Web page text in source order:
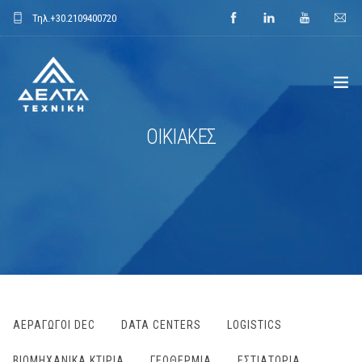
Τηλ.+30.2109400720
ΟΙΚΙΑΚΕΣ
AΕΡΑΓΩΓΟΊ DEC DATA CENTERS LOGISTICS